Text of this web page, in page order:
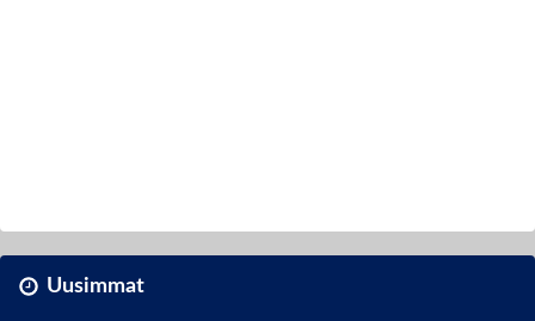
Uusimmat